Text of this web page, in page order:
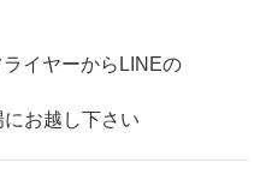
イヤーからLINEの
お越し下さい